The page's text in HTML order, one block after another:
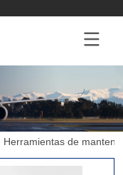
Herramientas de